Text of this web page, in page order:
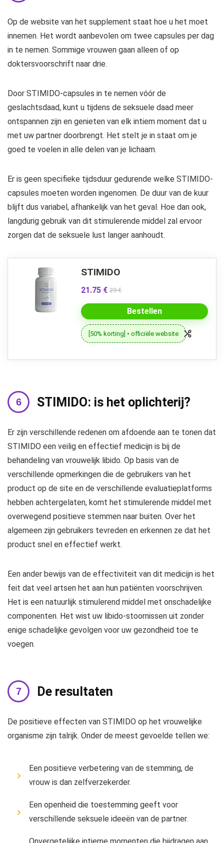
Op de website van het supplement staat hoe u het moet
innemen. Het wordt aanbevolen om twee capsules per dag
in te nemen. Sommige vrouwen gaan alleen of op
doktersvoorschrift naar drie.
Door STIMIDO-capsules in te nemen vóór de
geslachtsdaad, kunt u tijdens de seksuele daad meer
ontspannen zijn en genieten van elk intiem moment dat u
met uw partner doorbrengt. Het stelt je in staat om je
goed te voelen in alle delen van je lichaam.
Er is geen specifieke tijdsduur gedurende welke STIMIDO-
capsules moeten worden ingenomen. De duur van de kuur
blijft dus variabel, afhankelijk van het geval. Hoe dan ook,
langdurig gebruik van dit stimulerende middel zal ervoor
zorgen dat de seksuele lust langer aanhoudt.
STIMIDO
21.75 € 29 €
Bestellen
[50% korting] • officiële website
STIMIDO: is het oplichterij?
Er zijn verschillende redenen om afdoende aan te tonen dat
STIMIDO een veilig en effectief medicijn is bij de
behandeling van vrouwelijk libido. Op basis van de
verschillende opmerkingen die de gebruikers van het
product op de site en de verschillende evaluatieplatforms
hebben achtergelaten, komt het stimulerende middel met
overwegend positieve stemmen naar buiten. Over het
algemeen zijn gebruikers tevreden en erkennen ze dat het
product snel en effectief werkt.
Een ander bewijs van de effectiviteit van dit medicijn is het
feit dat veel artsen het aan hun patiënten voorschrijven.
Het is een natuurlijk stimulerend middel met onschadelijke
componenten. Het wist uw libido-stoornissen uit zonder
enige schadelijke gevolgen voor uw gezondheid toe te
voegen.
De resultaten
De positieve effecten van STIMIDO op het vrouwelijke
organisme zijn talrijk. Onder de meest gevoelde tellen we:
Een positieve verbetering van de stemming, de
vrouw is dan zelfverzekerder.
Een openheid die toestemming geeft voor
verschillende seksuele ideeën van de partner.